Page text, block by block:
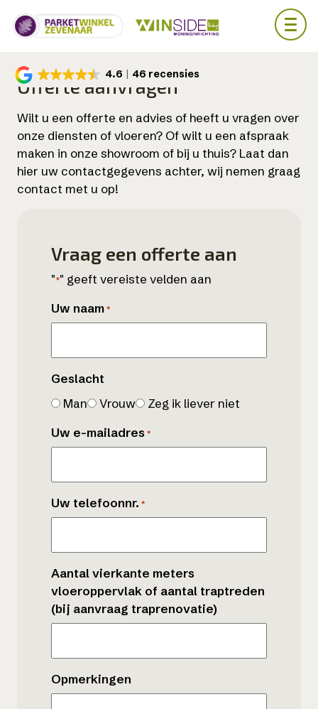
main
content
4.6 46 recensies
Offerte aanvragen
Wilt u een offerte en advies of heeft u vragen over
onze diensten of vloeren? Of wilt u een afspraak
maken in onze showroom of bij u thuis? Laat dan
hier uw contactgegevens achter, wij nemen graag
contact met u op!
Vraag een offerte aan
"*" geeft vereiste velden aan
Uw naam *
Geslacht
Man
Vrouw
Zeg ik liever niet
Uw e-mailadres *
Uw telefoonnr. *
Aantal vierkante meters
vloeroppervlak of aantal traptreden
(bij aanvraag traprenovatie)
Opmerkingen